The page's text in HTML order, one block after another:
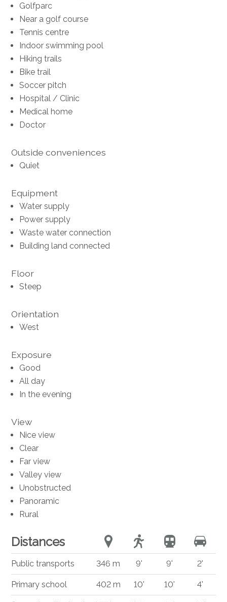
Golfparc
Near a golf course
Tennis centre
Indoor swimming pool
Hiking trails
Bike trail
Soccer pitch
Hospital / Clinic
Medical home
Doctor
Outside conveniences
Quiet
Equipment
Water supply
Power supply
Waste water connection
Building land connected
Floor
Steep
Orientation
West
Exposure
Good
All day
In the evening
View
Nice view
Clear
Far view
Valley view
Unobstructed
Panoramic
Rural
Distances
Public transports 346 m 9' 9' 2'
Primary school 402 m 10' 10' 4'